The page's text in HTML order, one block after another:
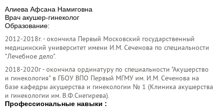
Алиева Афсана Намиговна
Врач акушер-гинеколог
Образование:
2012-2018г. - окончила Первый Московский государственный
медицинский университет имени И.М. Сеченова по специальности
"Лечебное дело".
2018-2020г - окончила ординатуру по специальности "Акушерство
и гинекология" в ГБОУ ВПО Первый МГМУ им. И.М. Сеченова на
базе кафедры акушерства и гинекологии № 1 (Клиника акушерства
и гинекологии им. В.Ф.Снегирева).
Профессиональные навыки :